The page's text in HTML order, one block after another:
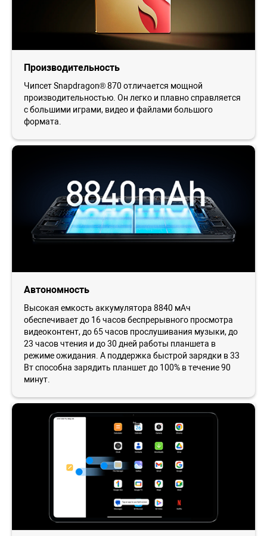
Производительность
Чипсет Snapdragon® 870 отличается мощной
производительностью. Он легко и плавно справляется
с большими играми, видео и файлами большого
формата.
Автономность
Высокая емкость аккумулятора 8840 мАч
обеспечивает до 16 часов беспрерывного просмотра
видеоконтент, до 65 часов прослушивания музыки, до
23 часов чтения и до 30 дней работы планшета в
режиме ожидания. А поддержка быстрой зарядки в 33
Вт способна зарядить планшет до 100% в течение 90
минут.